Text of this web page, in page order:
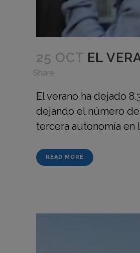
25 OCT EL
Share
El verano ha dejado
dejando el número
tercera autonomía en
READ MORE